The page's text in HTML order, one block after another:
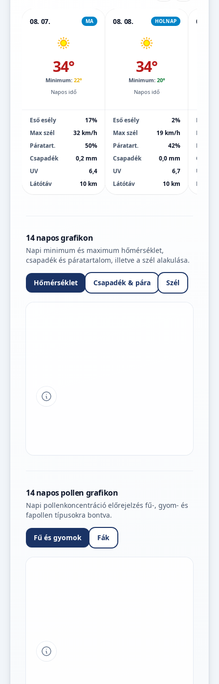
08. 07. MA
34°
Minimum: 22°
Napos idő
Eső esély
17%
Max szél
32 km/h
Páratart.
50%
Csapadék
0,2 mm
UV
6,4
Látótáv
10 km
08. 08. HOLNAP
34°
Minimum: 20°
Napos idő
Eső esély
2%
Max szél
19 km/h
Páratart.
42%
Csapadék
0,0 mm
UV
6,7
Látótáv
10 km
08. 09.
Eső
Max
UV
Látótáv
14 napos grafikon
Napi minimum és maximum hőmérséklet,
csapadék és páratartalom, illetve a szél alakulása.
Hőmérséklet Csapadék & pára Szél
Tipp a grafikon jelmagyarázatához
14 napos pollen grafikon
Napi pollenkoncentráció előrejelzés fű-, gyom- és
fapollen típusokra bontva.
Fű és gyomok Fák
Tipp a grafikon jelmagyarázatához